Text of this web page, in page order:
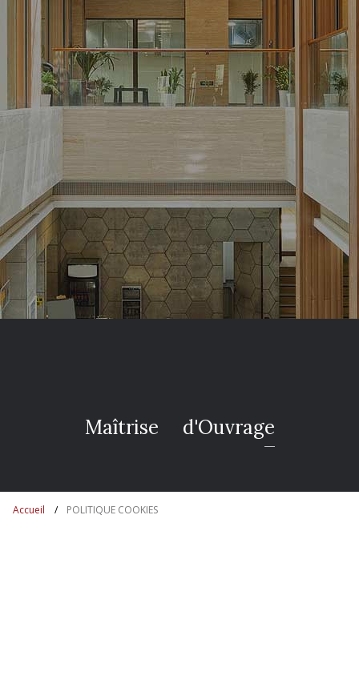
Maîtris d'Ouvr
Accueil POLITIQUE COOKIES